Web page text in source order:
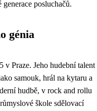
posluchačů.
génia
v Praze. Jeho hudební talent
samouk, hrál na kytaru a
hudbě, v rock and rollu
škole sdělovací